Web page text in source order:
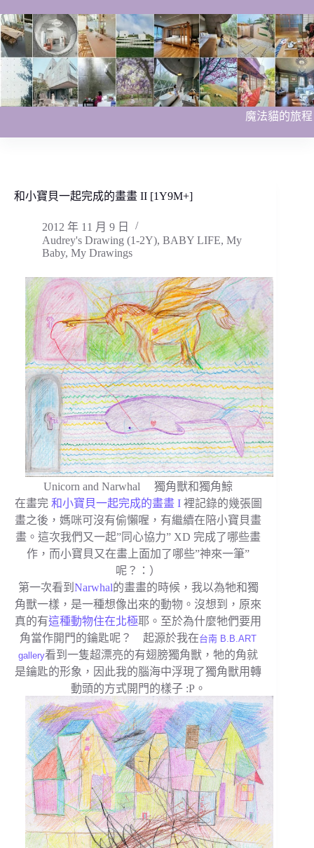
至
主
要
內
容
魔法貓的旅程
和小寶貝一起完成的畫畫 II [1Y9M+]
2012 年 11 月 9 日
Audrey's Drawing (1-2Y), BABY LIFE, My
Baby, My Drawings
Unicorn and Narwhal 獨角獸和獨角鯨
在畫完 和小寶貝一起完成的畫畫 I裡記錄的幾張圖
畫之後，媽咪可沒有偷懶喔，有繼續在陪小寶貝畫
畫。這次我們又一起”同心協力” XD 完成了哪些畫
作，而小寶貝又在畫上面加了哪些”神來一筆”
呢？：）
第一次看到 Narwhal的畫畫的時候，我以為牠和獨
角獸一樣，是一種想像出來的動物。沒想到，原來
真的有這種動物住在北極耶。至於為什麼牠們要用
角當作開門的鑰匙呢？ 起源於我在台南 B.B.ART
gallery看到一隻超漂亮的有翅膀獨角獸，牠的角就
是鑰匙的形象，因此我的腦海中浮現了獨角獸用轉
動頭的方式開門的樣子 :P。